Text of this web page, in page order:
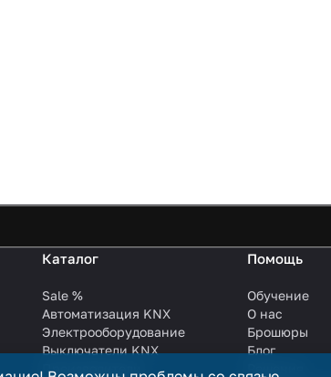
Каталог
Sale %
Автоматизация KNX
Электрооборудование
Выключатели KNX
Производители
Помощь
Обучение
О нас
Брошюры
Блог